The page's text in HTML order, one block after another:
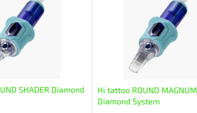
SHADER Diamond
Hi tattoo ROUND MAGNUM
Diamond System